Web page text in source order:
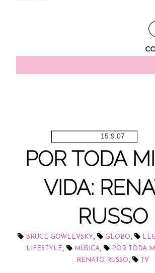
15.9.07
POR TODA
VIDA:
RUSSO
BRUCE GOWLEVSKY, GLOBO,
LIFESTYLE, MÚSICA, POR TODA
RENATO RUSSO, TV